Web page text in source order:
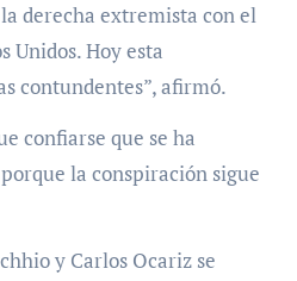
derecha extremista con el
Unidos. Hoy esta
contundentes”, afirmó.
confiarse que se ha
la conspiración sigue
y Carlos Ocariz se